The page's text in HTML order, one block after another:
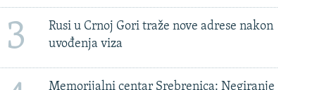
3
Rusi u Crnoj Gori traže nove adrese nakon
uvođenja viza
Memorijalni centar Srebrenica: Negiranje